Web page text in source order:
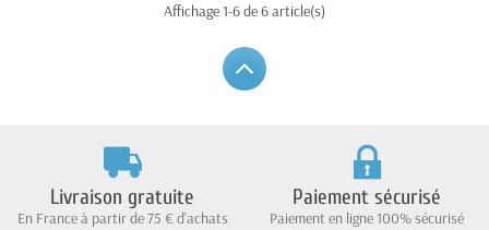
Affichage 1-6 de 6 article(s)
Livraison gratuite
En France à partir de 75 € d'achats
Paiement sécurisé
Paiement en ligne 100% sécurisé